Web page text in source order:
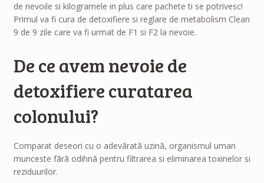
de nevoile si kilogramele in plus care pachete ti se potrivesc!
Primul va fi cura de detoxifiere si reglare de metabolism Clean
9 de 9 zile care va fi urmat de F1 si F2 la nevoie.
De ce avem nevoie de
detoxifiere curatarea
colonului?
Comparat deseori cu o adevãratã uzinã, organismul uman
munceste fãrã odihnã pentru filtrarea si eliminarea toxinelor si
reziduurilor.